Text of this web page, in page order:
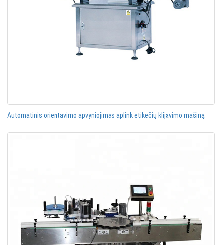
Automatinis orientavimo apvyniojimas aplink etikečių klijavimo mašiną